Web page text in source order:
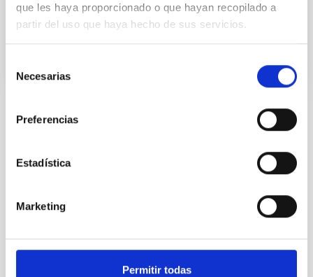
que les haya proporcionado o que hayan recopilado a
partir del uso que haya hecho de sus servicios.
Necesarias
Preferencias
Estadística
Marketing
Permitir todas
Instituto de Astrofísica de Canarias (IAC)
ESTADO
PERFIL DEL PUESTO
NIVEL ESPAÑOL MÁSTER (MECES 3)
PROMOCIÓN INTERNA